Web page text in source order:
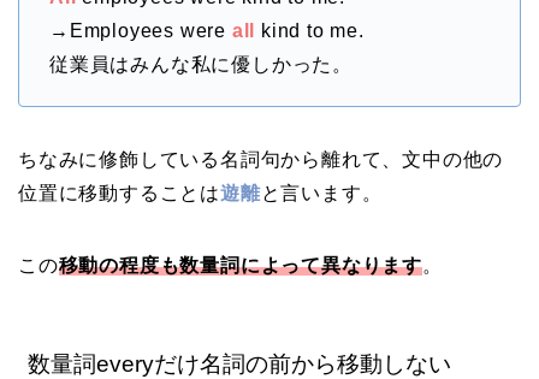
→Employees were all
kind to me.
従業員はみんな私に優しかった。
ちなみに修飾している名詞句から離れて、文中の他の
位置に移動することは遊離と言います。
この移動の程度も数量詞によって異なります。
数量詞everyだけ名詞の前から移動しない